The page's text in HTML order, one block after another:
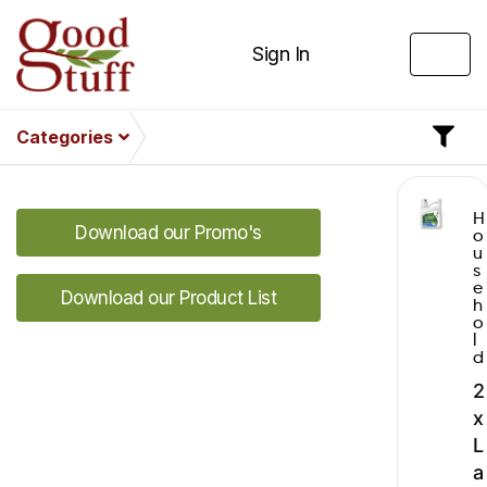
Sign In
Categories
Download our Promo's
Download our Product List
H
o
u
s
e
h
o
l
d
2
x
L
a